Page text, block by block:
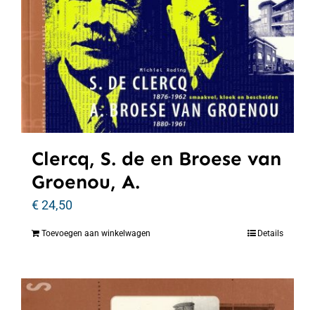
Clercq, S. de en Broese van
Groenou, A.
€24,50
Toevoegen aan winkelwagen Details